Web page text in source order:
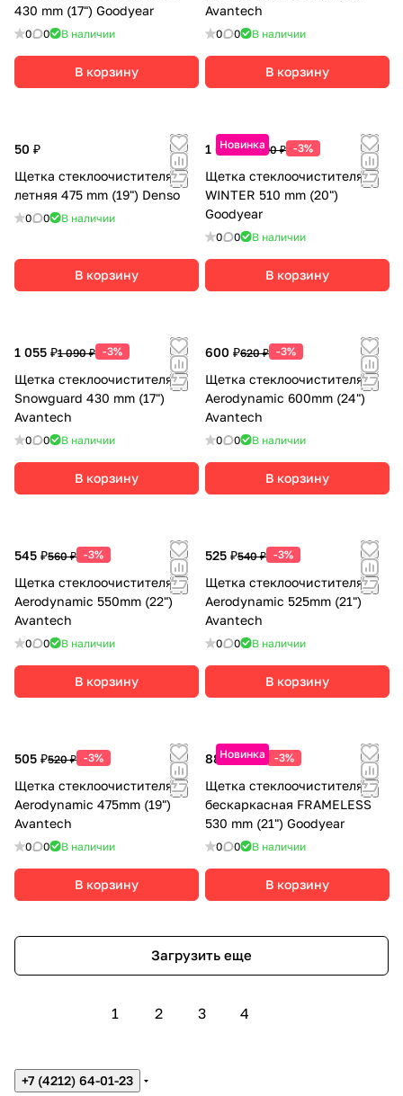
430 mm (17") Goodyear
0 0 В наличии
В корзину
Avantech
0 0 В наличии
В корзину
50 ₽
Щетка стеклоочистителя
летняя 475 mm (19") Denso
0 0 В наличии
В корзину
Новинка
1 055 ₽1 090 ₽ -3%
Щетка стеклоочистителя
WINTER 510 mm (20")
Goodyear
0 0 В наличии
В корзину
1 055 ₽1 090 ₽ -3%
Щетка стеклоочистителя
Snowguard 430 mm (17")
Avantech
0 0 В наличии
В корзину
600 ₽620 ₽ -3%
Щетка стеклоочистителя
Aerodynamic 600mm (24")
Avantech
0 0 В наличии
В корзину
545 ₽560 ₽ -3%
Щетка стеклоочистителя
Aerodynamic 550mm (22")
Avantech
0 0 В наличии
В корзину
525 ₽540 ₽ -3%
Щетка стеклоочистителя
Aerodynamic 525mm (21")
Avantech
0 0 В наличии
В корзину
505 ₽520 ₽ -3%
Щетка стеклоочистителя
Aerodynamic 475mm (19")
Avantech
0 0 В наличии
В корзину
Новинка
885 ₽910 ₽ -3%
Щетка стеклоочистителя
бескаркасная FRAMELESS
530 mm (21") Goodyear
0 0 В наличии
В корзину
Загрузить еще
1 2 3 4
+7 (4212) 64-01-23